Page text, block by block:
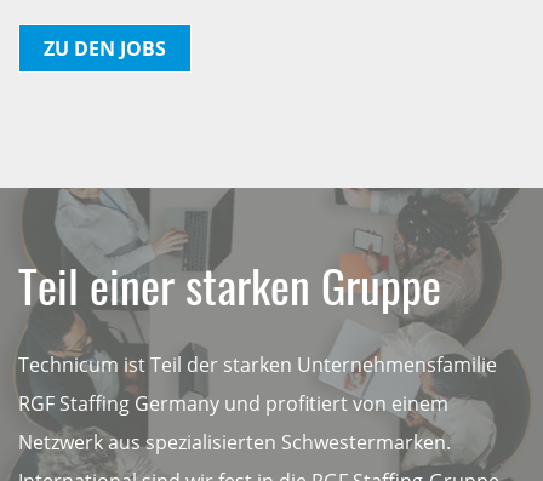
ZU DEN JOBS
Teil einer starken Gruppe
Technicum ist Teil der starken Unternehmensfamilie
RGF Staffing Germany und profitiert von einem
Netzwerk aus spezialisierten Schwestermarken.